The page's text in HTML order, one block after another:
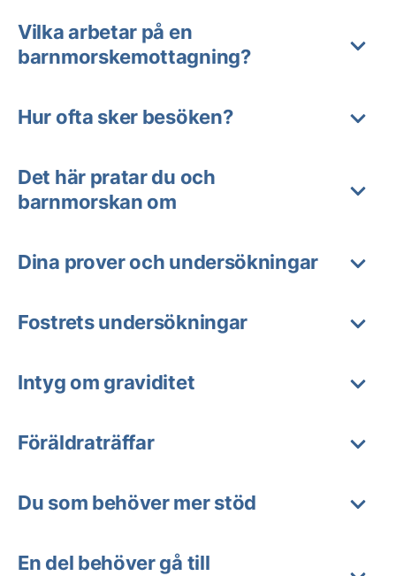
Vilka arbetar på en
barnmorskemottagning?
Hur ofta sker besöken?
Det här pratar du och
barnmorskan om
Dina prover och undersökningar
Fostrets undersökningar
Intyg om graviditet
Föräldraträffar
Du som behöver mer stöd
En del behöver gå till